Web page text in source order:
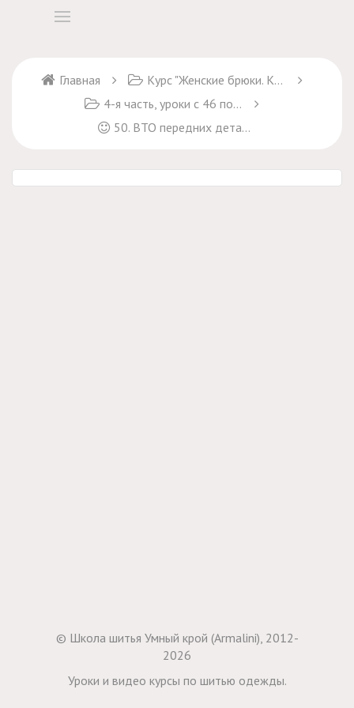
Главная
Курс "Женские брюки. Крой и пошив"
4-я часть, уроки с 46 по 57
50. ВТО передних деталей брюк
© Школа шитья Умный крой (Armalini), 2012-
2026
Уроки и видео курсы по шитью одежды.